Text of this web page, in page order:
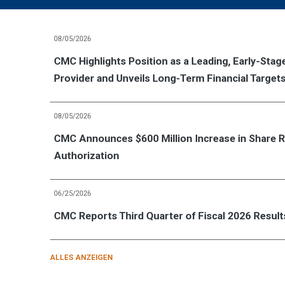
08/05/2026
CMC Highlights Position as a Leading, Early-
Provider and Unveils Long-Term Financial
08/05/2026
CMC Announces $600 Million Increase in Share
Authorization
06/25/2026
CMC Reports Third Quarter of Fiscal 2026
ALLES ANZEIGEN